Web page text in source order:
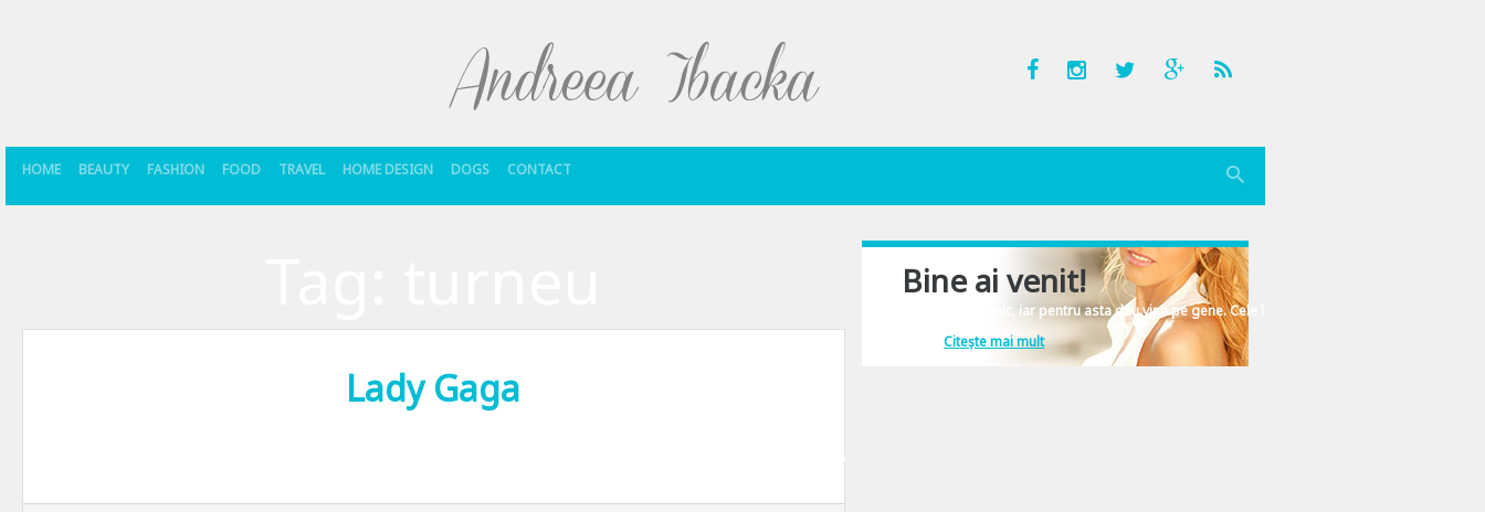
HOME BEAUTY FASHION FOOD TRAVEL HOME DESIGN DOGS CONTACT
Lady Gaga
Nu sunt o fana Lady Gaga in adevaratul sens al cuvantului, dar nici nu pot sa spun ca-mi displace. Pana saptamana trecuta ii stiam piesele de pe radio – cele mai cunoscute – dar nu ii urmarisem niciodata evolutia
Bine ai venit!
Îmi place să comunic, iar pentru asta dau vina pe gene. Cele înscrise în ADN-ul femeiesc.
Citește mai mult